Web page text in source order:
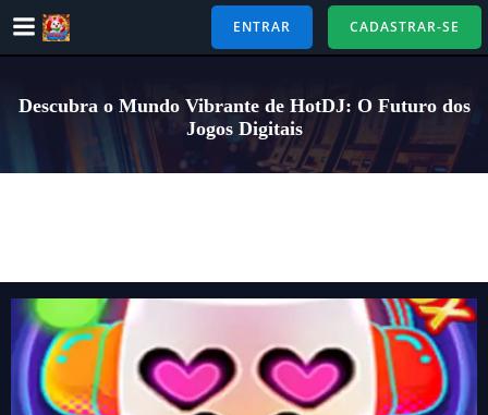
Pular
para
ENTRAR CADASTRAR-SE
Descubra o Mundo Vibrante de HotDJ: O Futuro dos
Jogos Digitais